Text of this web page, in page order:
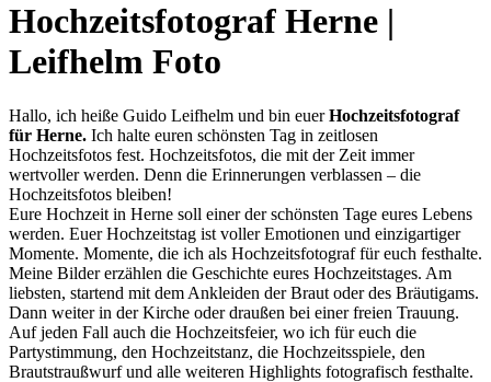
Hochzeitsfotograf Herne |
Leifhelm Foto
Hallo, ich heiße Guido Leifhelm und bin euerHochzeitsfotograf
für Herne. Ich halte euren schönsten Tag in zeitlosen
Hochzeitsfotos fest. Hochzeitsfotos, die mit der Zeit immer
wertvoller werden. Denn die Erinnerungen verblassen – die
Hochzeitsfotos bleiben!
Eure Hochzeit in Herne soll einer der schönsten Tage eures Lebens
werden. Euer Hochzeitstag ist voller Emotionen und einzigartiger
Momente. Momente, die ich als Hochzeitsfotograf für euch festhalte.
Meine Bilder erzählen die Geschichte eures Hochzeitstages. Am
liebsten, startend mit dem Ankleiden der Braut oder des Bräutigams.
Dann weiter in der Kirche oder draußen bei einer freien Trauung.
Auf jeden Fall auch die Hochzeitsfeier, wo ich für euch die
Partystimmung, den Hochzeitstanz, die Hochzeitsspiele, den
Brautstraußwurf und alle weiteren Highlights fotografisch festhalte.